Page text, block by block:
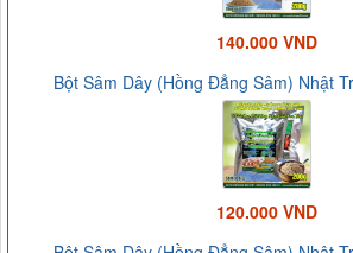
140.000 VND
Bột Sâm Dây (Hồng Đẳng Sâm) Nhật
120.000 VND